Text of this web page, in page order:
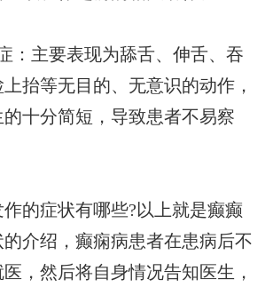
：主要表现为舔舌、伸舌、吞
抬等无目的、无意识的动作，
十分简短，导致患者不易察
的症状有哪些?以上就是癫癫
介绍，癫痫病患者在患病后不
，然后将自身情况告知医生，